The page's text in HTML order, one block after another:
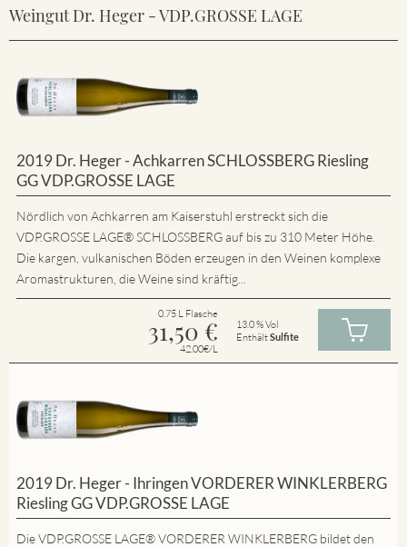
Weingut Dr. Heger - VDP.GROSSE LAGE
2019 Dr. Heger - Achkarren SCHLOSSBERG Riesling
GG VDP.GROSSE LAGE
Nördlich von Achkarren am Kaiserstuhl erstreckt sich die
VDP.GROSSE LAGE® SCHLOSSBERG auf bis zu 310 Meter Höhe.
Die kargen, vulkanischen Böden erzeugen in den Weinen komplexe
Aromastrukturen, die Weine sind kräftig...
0.75 L Flasche
31,50 €
42.00€/L
13.0 % Vol
EnthältSulfite
2019 Dr. Heger - Ihringen VORDERER WINKLERBERG
Riesling GG VDP.GROSSE LAGE
Die VDP.GROSSE LAGE® VORDERER WINKLERBERG bildet den